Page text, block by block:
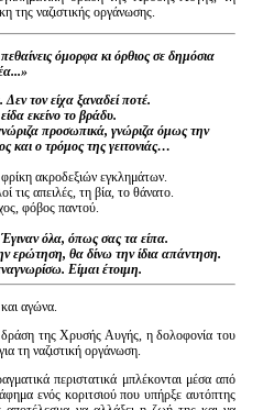
της ναζιστικής οργάνωσης.
όμορφα κι όρθιος σε δημόσια
τον είχα ξαναδεί ποτέ.
εκείνο το βράδυ.
προσωπικά, γνώριζα όμως την
και ο τρόμος της γειτονιάς…
ακροδεξιών εγκλημάτων.
τις απειλές, τη βία, το θάνατο.
φόβος παντού.
όλα, όπως σας τα είπα.
ερώτηση, θα δίνω την ίδια απάντηση.
Είμαι έτοιμη.
αγώνα.
δράση της Χρυσής Αυγής, η δολοφονία του
τη ναζιστική οργάνωση.
περιστατικά μπλέκονται μέσα από
ενός κοριτσιού που υπήρξε αυτόπτης